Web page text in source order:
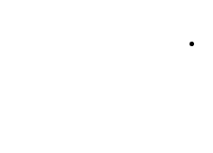
Brunnen & Wasserversorgung